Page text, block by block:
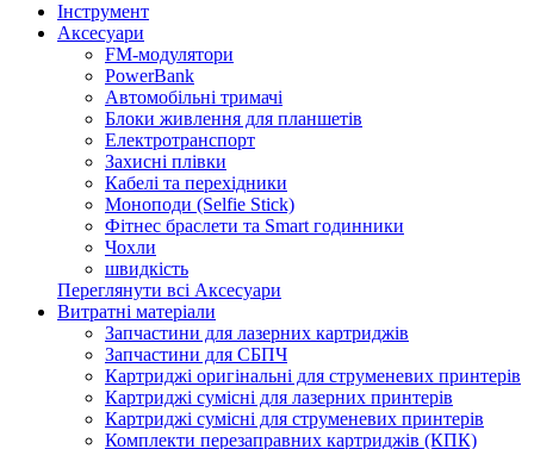
Інструмент
Аксесуари
FM-модулятори
PowerBank
Автомобільні тримачі
Блоки живлення для планшетів
Електротранспорт
Захисні плівки
Кабелі та перехідники
Моноподи (Selfie Stick)
Фітнес браслети та Smart годинники
Чохли
швидкість
Переглянути всі Аксесуари
Витратні матеріали
Запчастини для лазерних картриджів
Запчастини для СБПЧ
Картриджі оригінальні для струменевих принтерів
Картриджі сумісні для лазерних принтерів
Картриджі сумісні для струменевих принтерів
Комплекти перезаправних картриджів (КПК)